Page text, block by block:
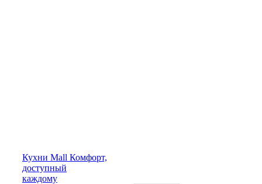
Кухни Mall Комфорт,
доступный
каждому